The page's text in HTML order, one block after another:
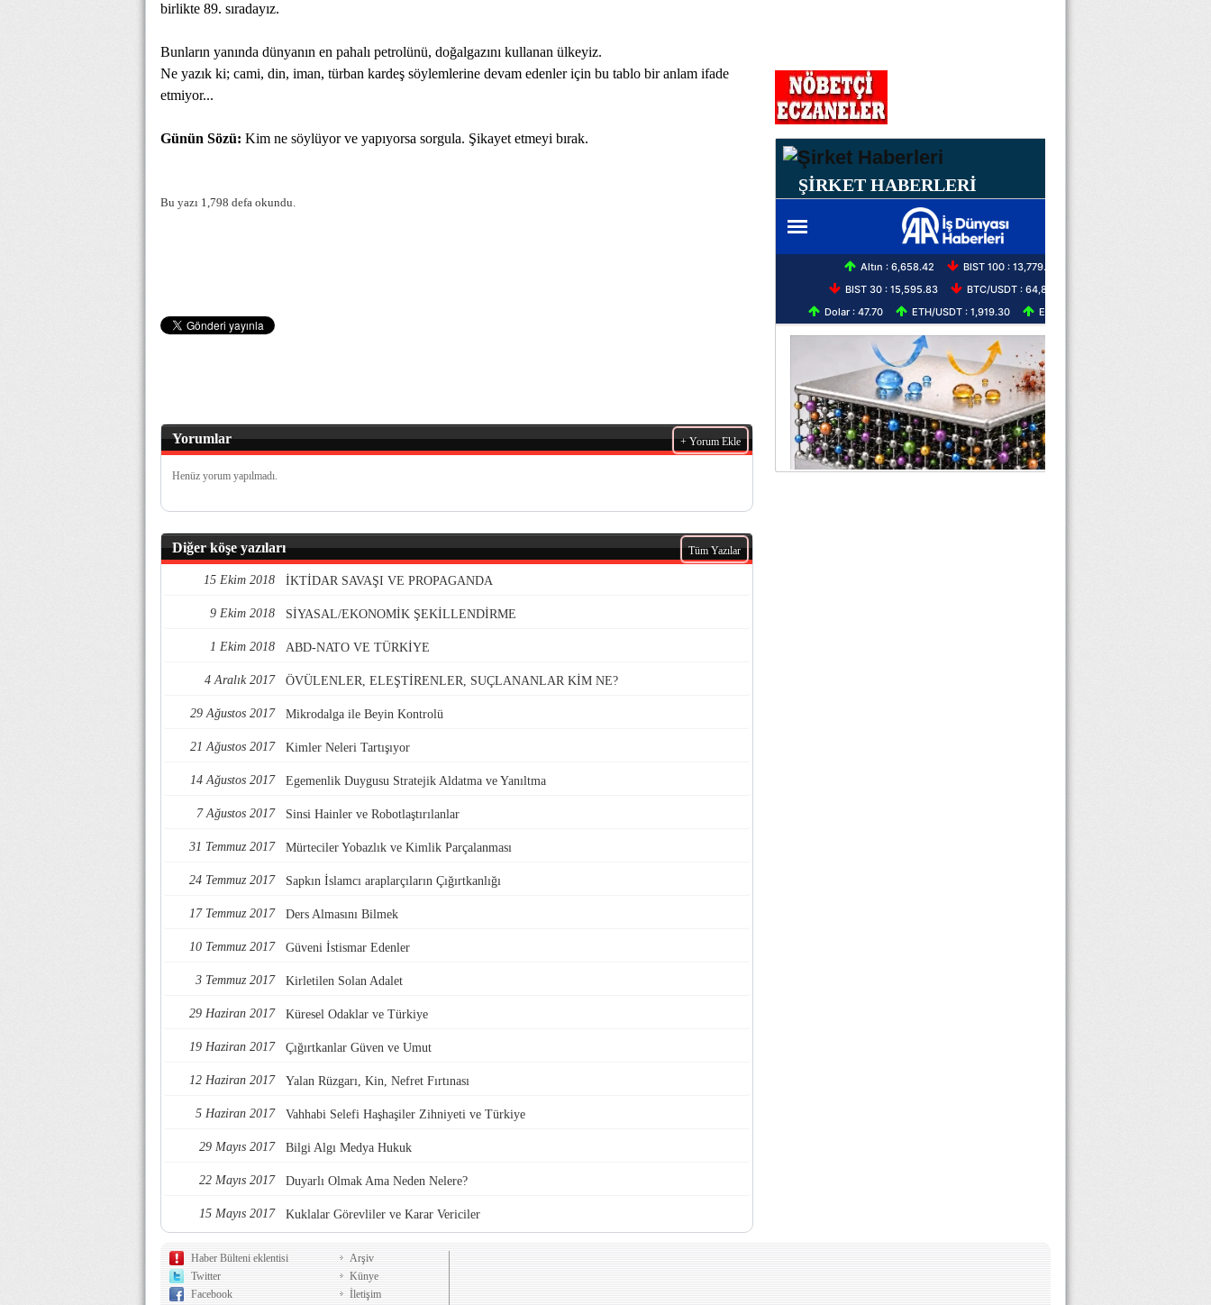
birlikte 89. sıradayız.
Bunların yanında dünyanın en pahalı petrolünü, doğalgazını kullanan ülkeyiz.
Ne yazık ki; cami, din, iman, türban kardeş söylemlerine devam edenler için bu tablo bir anlam ifade
etmiyor...
Günün Sözü: Kim ne söylüyor ve yapıyorsa sorgula. Şikayet etmeyi bırak.
Bu yazı 1,798 defa okundu.
Yorumlar + Yorum Ekle
Henüz yorum yapılmadı.
Diğer köşe yazıları Tüm Yazılar
15 Ekim 2018 İKTİDAR SAVAŞI VE PROPAGANDA
9 Ekim 2018 SİYASAL/EKONOMİK ŞEKİLLENDİRME
1 Ekim 2018 ABD-NATO VE TÜRKİYE
4 Aralık 2017 ÖVÜLENLER, ELEŞTİRENLER, SUÇLANANLAR KİM NE?
29 Ağustos 2017 Mikrodalga ile Beyin Kontrolü
21 Ağustos 2017 Kimler Neleri Tartışıyor
14 Ağustos 2017 Egemenlik Duygusu Stratejik Aldatma ve Yanıltma
7 Ağustos 2017 Sinsi Hainler ve Robotlaştırılanlar
31 Temmuz 2017 Mürteciler Yobazlık ve Kimlik Parçalanması
24 Temmuz 2017 Sapkın İslamcı araplarçıların Çığırtkanlığı
17 Temmuz 2017 Ders Almasını Bilmek
10 Temmuz 2017 Güveni İstismar Edenler
3 Temmuz 2017 Kirletilen Solan Adalet
29 Haziran 2017 Küresel Odaklar ve Türkiye
19 Haziran 2017 Çığırtkanlar Güven ve Umut
12 Haziran 2017 Yalan Rüzgarı, Kin, Nefret Fırtınası
5 Haziran 2017 Vahhabi Selefi Haşhaşiler Zihniyeti ve Türkiye
29 Mayıs 2017 Bilgi Algı Medya Hukuk
22 Mayıs 2017 Duyarlı Olmak Ama Neden Nelere?
15 Mayıs 2017 Kuklalar Görevliler ve Karar Vericiler
ŞİRKET HABERLERİ
Haber Bülteni eklentisi
Twitter
Facebook
Arşiv
Künye
İletişim